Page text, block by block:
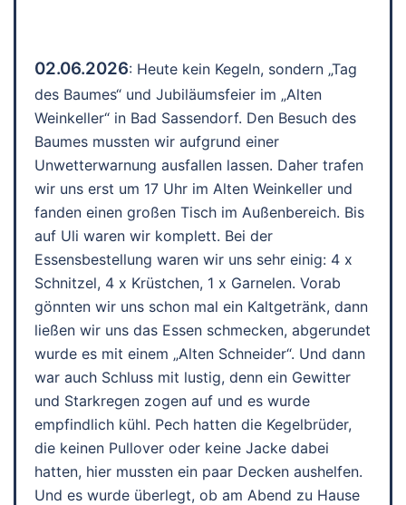
02.06.2026: Heute kein Kegeln, sondern „Tag
des Baumes“ und Jubiläumsfeier im „Alten
Weinkeller“ in Bad Sassendorf. Den Besuch des
Baumes mussten wir aufgrund einer
Unwetterwarnung ausfallen lassen. Daher trafen
wir uns erst um 17 Uhr im Alten Weinkeller und
fanden einen großen Tisch im Außenbereich. Bis
auf Uli waren wir komplett. Bei der
Essensbestellung waren wir uns sehr einig: 4 x
Schnitzel, 4 x Krüstchen, 1 x Garnelen. Vorab
gönnten wir uns schon mal ein Kaltgetränk, dann
ließen wir uns das Essen schmecken, abgerundet
wurde es mit einem „Alten Schneider“. Und dann
war auch Schluss mit lustig, denn ein Gewitter
und Starkregen zogen auf und es wurde
empfindlich kühl. Pech hatten die Kegelbrüder,
die keinen Pullover oder keine Jacke dabei
hatten, hier mussten ein paar Decken aushelfen.
Und es wurde überlegt, ob am Abend zu Hause